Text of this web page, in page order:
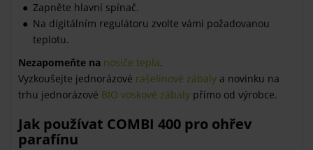
Zapněte hlavní spínač.
Na digitálním regulátoru zvolte vámi požadovanou
teplotu.
Nezapomeňte na nosiče tepla.
Vyzkoušejte jednorázové rašelinové zábaly a novinku na
trhu jednorázové BIO voskové zábaly přímo od výrobce.
Jak používat COMBI 400 pro ohřev
parafínu